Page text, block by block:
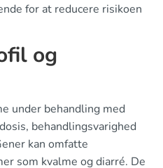
for at reducere risikoen
og
under behandling med
behandlingsvarighed
kan omfatte
som kvalme og diarré. De